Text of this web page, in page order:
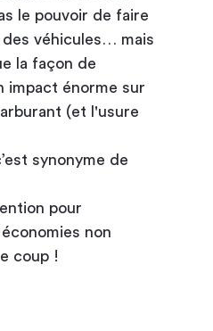
le pouvoir de faire
des véhicules… mais
la façon de
impact énorme sur
(et l'usure
synonyme de
pour
non
coup !